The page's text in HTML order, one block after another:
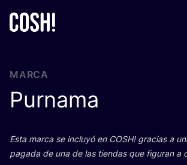
MARCA
Purnama
Esta mar­ca se inclu­yó en COSH! gra­cias a
paga­da de una de las tien­das que figu­ran a